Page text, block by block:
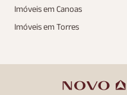
Imóveis em Canoas
Imóveis em Torres